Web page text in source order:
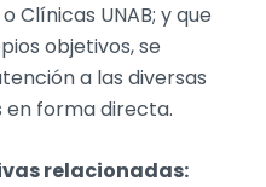
Clínicas UNAB; y que
objetivos, se
a las diversas
en forma directa.
relacionadas: